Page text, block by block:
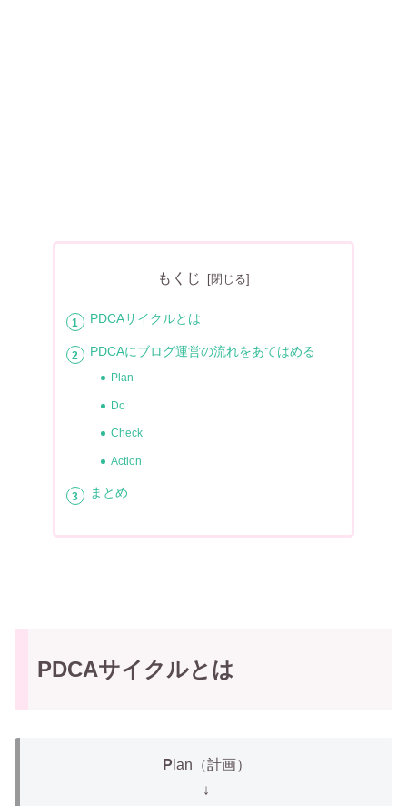
もくじ
PDCAサイクルとは
PDCAにブログ運営の流れをあてはめる
Plan
Do
Check
Action
まとめ
PDCAサイクルとは
P lan（計画）
↓